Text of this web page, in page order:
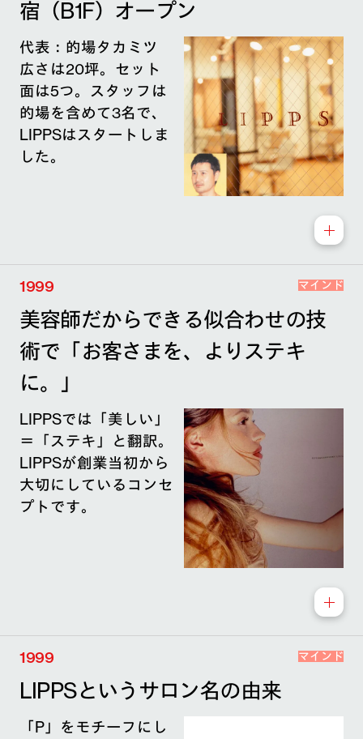
宿（B1F）オープン
代表：的場タカミツ
広さは20坪。セット
面は5つ。スタッフは
的場を含めて3名で、
LIPPSはスタートしま
した。
1999 マインド
美容師だからできる似合わせの技
術で「お客さまを、よりステキ
に。」
LIPPSでは「美しい」
＝「ステキ」と翻訳。
LIPPSが創業当初から
大切にしているコンセ
プトです。
1999 マインド
LIPPSというサロン名の由来
「P」をモチーフにし